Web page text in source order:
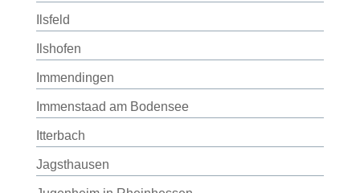
Ilsfeld
Ilshofen
Immendingen
Immenstaad am Bodensee
Itterbach
Jagsthausen